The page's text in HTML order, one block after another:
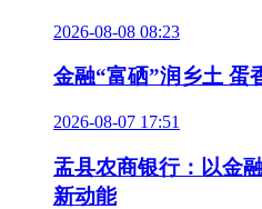
2026-08-08 08:23
金融“富硒”润乡土 蛋
2026-08-07 17:51
盂县农商银行：以金
新动能